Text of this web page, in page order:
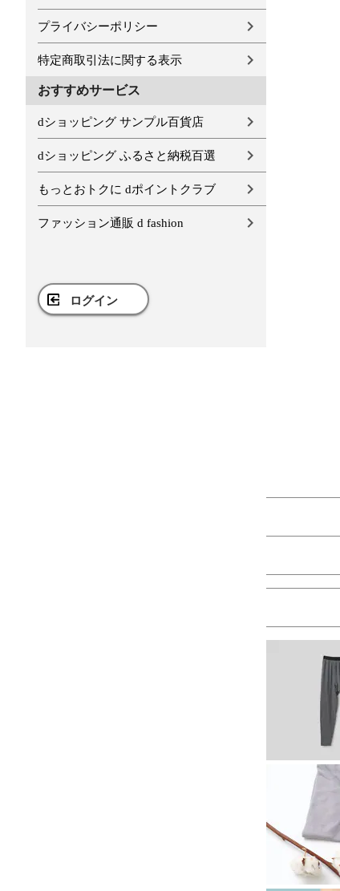
プライバシーポリシー
特定商取引法に関する表示
おすすめサービス
dショッピング サンプル百貨店
dショッピング ふるさと納税百選
もっとおトクに dポイントクラブ
ファッション通販 d fashion
ログイン